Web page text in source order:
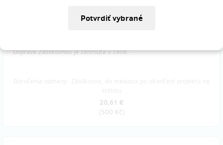
Součástí bude sběratelská omalovánka na samolepky. Když si tyto
hračky oblíbíte, můžete pokračovat ve sběru samolepek i hraček
Doprava Zásilkovnou je zahrnuta v ceně.
20,61 €
(500 Kč)